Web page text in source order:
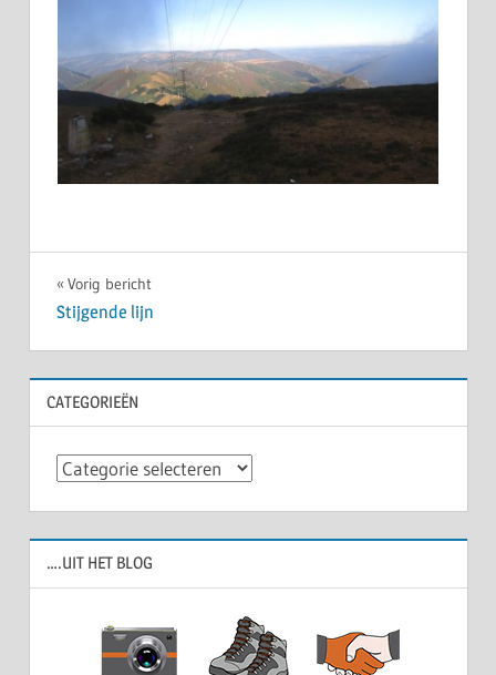
Bericht
navigatie
Vorig bericht
Stijgende lijn
CATEGORIEËN
Categorieën
….UIT HET BLOG